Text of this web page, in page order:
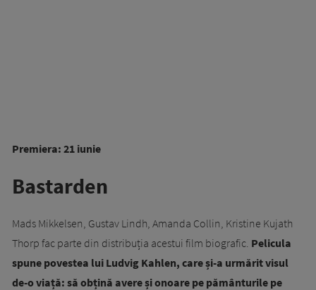
Premiera: 21 iunie
Bastarden
Mads Mikkelsen, Gustav Lindh, Amanda Collin, Kristine Kujath
Thorp fac parte din distribuția acestui film biografic. Pelicula
spune povestea lui Ludvig Kahlen, care și-a urmărit visul
de-o viață: să obțină avere și onoare pe pământurile pe